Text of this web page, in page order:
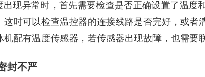
现异常时，首先需要检查是否正确设置了温度
这时可以检查温控器的连接线路是否完好，或者
配有温度传感器，若传感器出现故障，也需要
封不严